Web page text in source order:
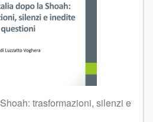
trasformazioni, silenzi e